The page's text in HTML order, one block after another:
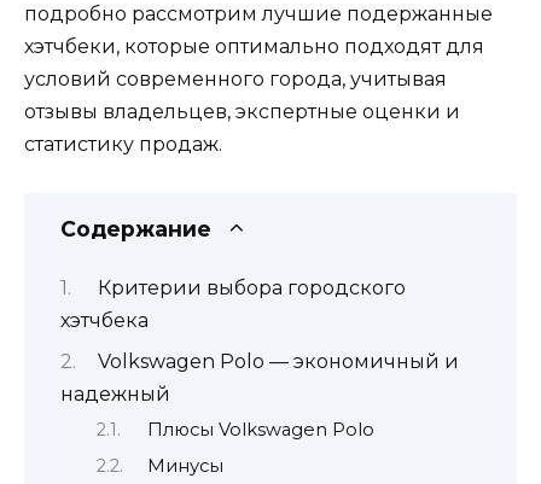
подробно рассмотрим лучшие подержанные
хэтчбеки, которые оптимально подходят для
условий современного города, учитывая
отзывы владельцев, экспертные оценки и
статистику продаж.
Содержание
Критерии выбора городского
хэтчбека
Volkswagen Polo — экономичный и
надежный
Плюсы Volkswagen Polo
Минусы